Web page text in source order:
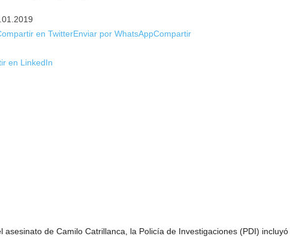
en TwitterEnviar por WhatsAppCompartir
en LinkedIn
asesinato de Camilo Catrillanca, la Policía de Investigaciones (PDI) incluyó